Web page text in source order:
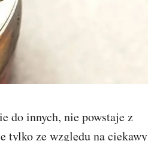
do innych, nie powstaje z
tylko ze względu na ciekawy